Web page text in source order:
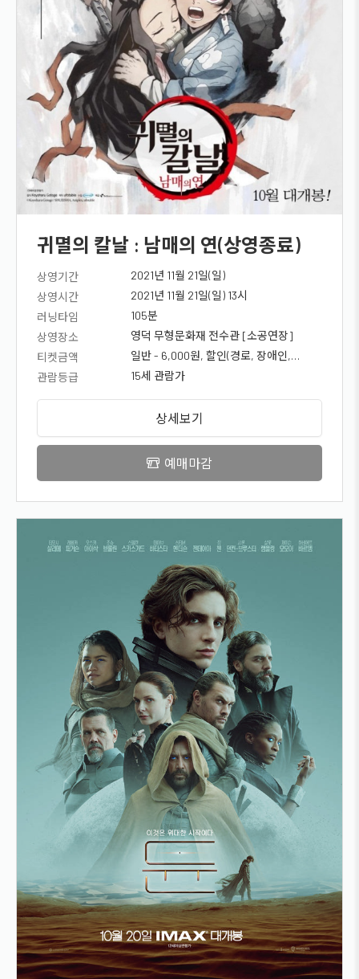
귀멸의 칼날 : 남매의 연(상영종료)
상영기간
2021년 11월 21일(일)
상영시간
2021년 11월 21일(일) 13시
러닝타임
105분
상영장소
영덕 무형문화재 전수관 [소공연장]
티켓금액
일반 - 6,000원, 할인(경로, 장애인,
국가유공자, 청소년) - 5,000원
관람등급 15세 관람가
상세보기
예매마감